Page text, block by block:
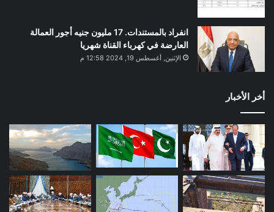
انفراد بالمستندات. 17 مليون جنيه أجور العمالة
العارضة في كهرباء القناة شهريا
الإثنين, أغسطس 19, 2024 12:58 م
أخر الأخبار